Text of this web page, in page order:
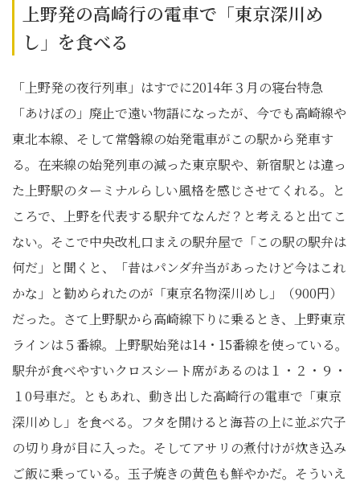
上野発の高崎行の電車で「東京深川め
し」を食べる
「上野発の夜行列車」はすでに2014年３月の寝台特急
「あけぼの」廃止で遠い物語になったが、今でも高崎線や
東北本線、そして常磐線の始発電車がこの駅から発車す
る。在来線の始発列車の減った東京駅や、新宿駅とは違っ
た上野駅のターミナルらしい風格を感じさせてくれる。と
ころで、上野を代表する駅弁てなんだ？と考えると出てこ
ない。そこで中央改札口まえの駅弁屋で「この駅の駅弁は
何だ」と聞くと、「昔はパンダ弁当があったけど今はこれ
かな」と勧められたのが「東京名物深川めし」（900円）
だった。さて上野駅から高崎線下りに乗るとき、上野東京
ラインは５番線。上野駅始発は14・15番線を使っている。
駅弁が食べやすいクロスシート席があるのは１・２・９・
１0号車だ。ともあれ、動き出した高崎行の電車で「東京
深川めし」を食べる。フタを開けると海苔の上に並ぶ穴子
の切り身が目に入った。そしてアサリの煮付けが炊き込み
ご飯に乗っている。玉子焼きの黄色も鮮やかだ。そういえ